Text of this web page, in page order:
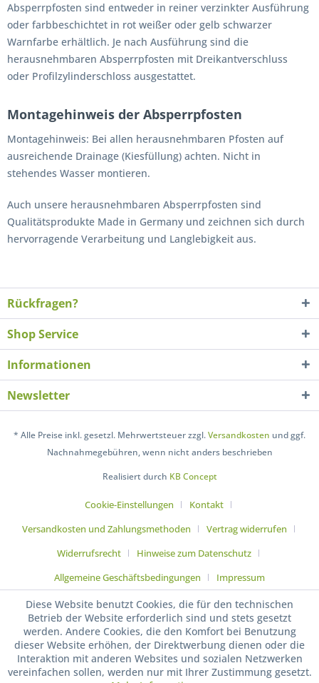
Absperrpfosten sind entweder in reiner verzinkter Ausführung
oder farbbeschichtet in rot weißer oder gelb schwarzer
Warnfarbe erhältlich. Je nach Ausführung sind die
herausnehmbaren Absperrpfosten mit Dreikantverschluss
oder Profilzylinderschloss ausgestattet.
Montagehinweis der Absperrpfosten
Montagehinweis: Bei allen herausnehmbaren Pfosten auf
ausreichende Drainage (Kiesfüllung) achten. Nicht in
stehendes Wasser montieren.
Auch unsere herausnehmbaren Absperrpfosten sind
Qualitätsprodukte Made in Germany und zeichnen sich durch
hervorragende Verarbeitung und Langlebigkeit aus.
Rückfragen?
Shop Service
Informationen
Newsletter
* Alle Preise inkl. gesetzl. Mehrwertsteuer zzgl.Versandkosten und ggf.
Nachnahmegebühren, wenn nicht anders beschrieben
Realisiert durch KB Concept
Cookie-Einstellungen
Kontakt
Versandkosten und Zahlungsmethoden
Vertrag widerrufen
Widerrufsrecht
Hinweise zum Datenschutz
Allgemeine Geschäftsbedingungen
Impressum
Diese Website benutzt Cookies, die für den technischen
Betrieb der Website erforderlich sind und stets gesetzt
werden. Andere Cookies, die den Komfort bei Benutzung
dieser Website erhöhen, der Direktwerbung dienen oder die
Interaktion mit anderen Websites und sozialen Netzwerken
vereinfachen sollen, werden nur mit Ihrer Zustimmung gesetzt.